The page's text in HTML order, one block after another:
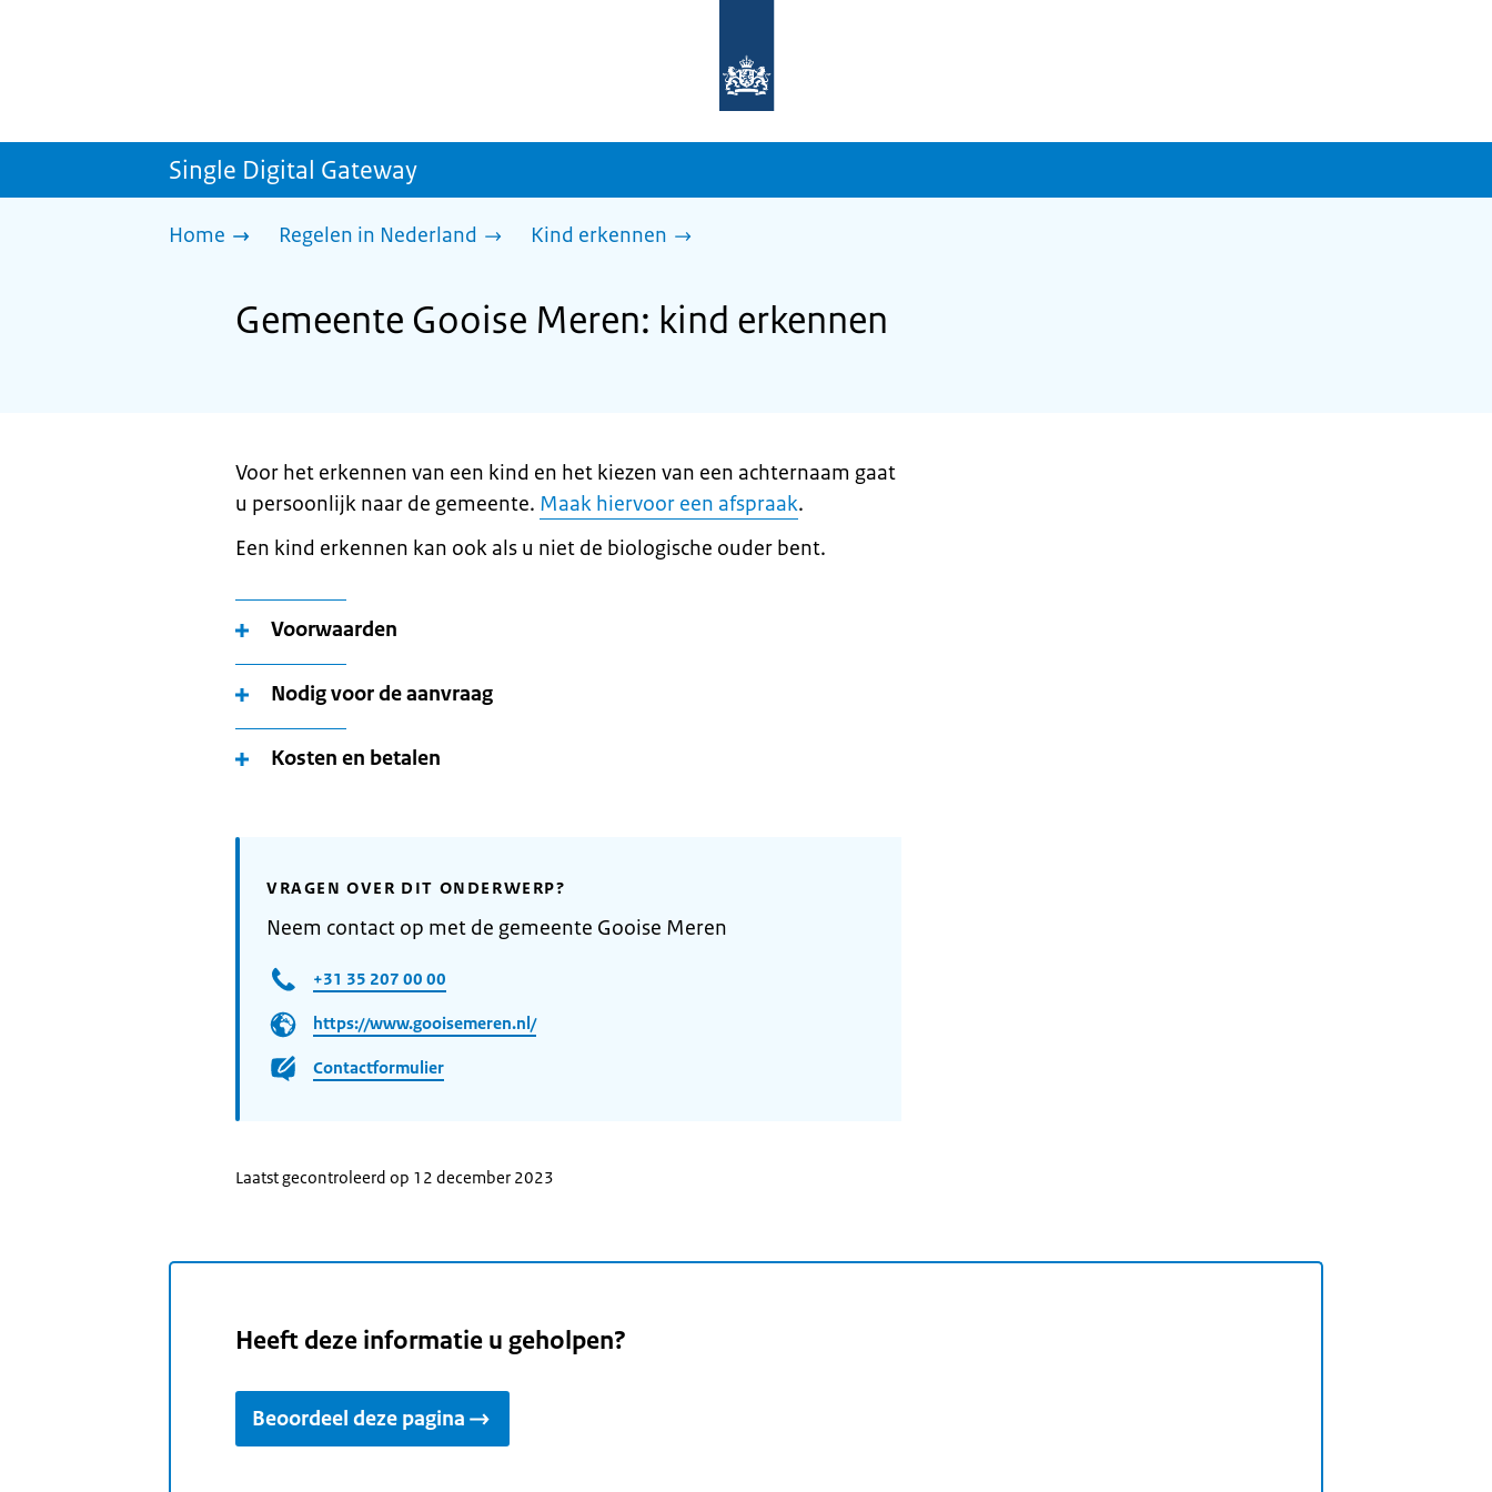
homepage
sdg.rijksoverheid.nl
Single Digital Gateway
Home Regelen in Nederland Kind erkennen
Gemeente Gooise Meren: kind erkennen
Voor het erkennen van een kind en het kiezen van een achternaam gaat
u persoonlijk naar de gemeente. Maak hiervoor een afspraak.
Een kind erkennen kan ook als u niet de biologische ouder bent.
Voorwaarden
Nodig voor de aanvraag
Kosten en betalen
VRAGEN OVER DIT ONDERWERP?
Neem contact op met de gemeente Gooise Meren
+31 35 207 00 00
https://www.gooisemeren.nl/
Contactformulier
Laatst gecontroleerd op 12 december 2023
Heeft deze informatie u geholpen?
Beoordeel deze pagina